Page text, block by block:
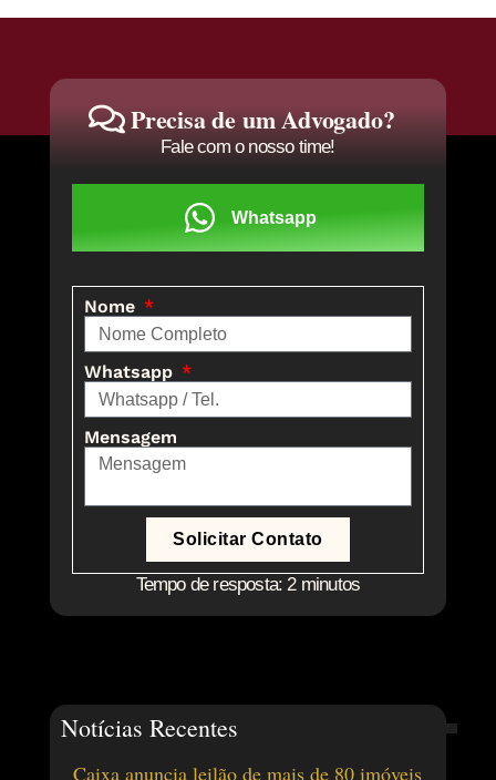
Precisa de um Advogado?
Fale com o nosso time!
Whatsapp
Nome
Whatsapp
Mensagem
Solicitar Contato
Tempo de resposta: 2 minutos
Notícias Recentes
Caixa anuncia leilão de mais de 80 imóveis